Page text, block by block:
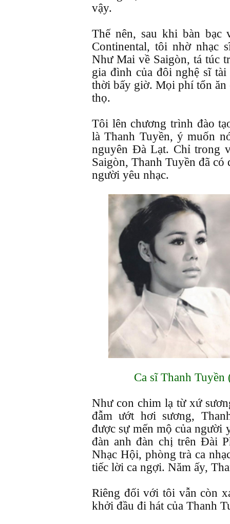
vậy.
Thế nên, sau khi bàn
Continental, tôi nhờ nhạc
Như Mai về Saigòn, tá túc
gia đình của đôi nghệ sĩ
thời bấy giờ. Mọi phí tổn
thọ.
Tôi lên chương trình đào
là Thanh Tuyền, ý muốn
nguyên Đà Lạt. Chỉ trong
Saigòn, Thanh Tuyền đã
người yêu nhạc.
Ca sĩ Thanh
Như con chim lạ từ xứ
đẫm ướt hơi sương,
được sự mến mộ của người
đàn anh đàn chị trên Đài
Nhạc Hội, phòng trà ca
tiếc lời ca ngợi. Năm ấy,
Riêng đối với tôi vẫn còn
khởi đầu đi hát của Thanh